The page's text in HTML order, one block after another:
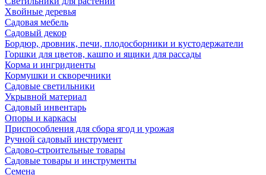
Хвойные деревья
Садовая мебель
Садовый декор
Бордюр, дровник, печи, плодосборники и кустодержатели
Горшки для цветов, кашпо и ящики для рассады
Корма и ингридиенты
Кормушки и скворечники
Садовые светильники
Укрывной материал
Садовый инвентарь
Опоры и каркасы
Приспособления для сбора ягод и урожая
Ручной садовый инструмент
Садово-строительные товары
Садовые товары и инструменты
Семена